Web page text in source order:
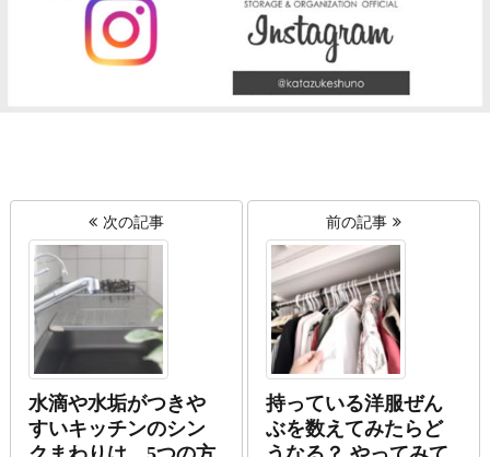
次の記事
水滴や水垢がつきや
すいキッチンのシン
前の記事
持っている洋服ぜん
ぶを数えてみたらど